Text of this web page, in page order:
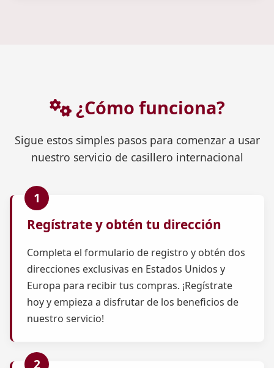
¿Cómo funciona?
Sigue estos simples pasos para comenzar a usar
nuestro servicio de casillero internacional
Regístrate y obtén tu dirección
Completa el formulario de registro y obtén dos
direcciones exclusivas en Estados Unidos y
Europa para recibir tus compras. ¡Regístrate
hoy y empieza a disfrutar de los beneficios de
nuestro servicio!